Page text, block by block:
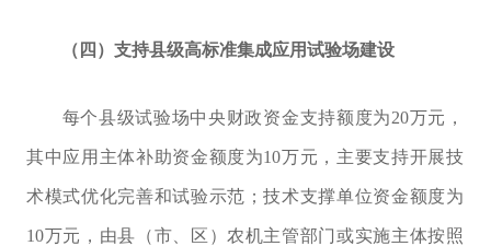
（四）支持县级高标准集成应用试验场建设
每个县级试验场中央财政资金支持额度为20万元，
其中应用主体补助资金额度为10万元，主要支持开展技
术模式优化完善和试验示范；技术支撑单位资金额度为
10万元，由县（市、区）农机主管部门或实施主体按照